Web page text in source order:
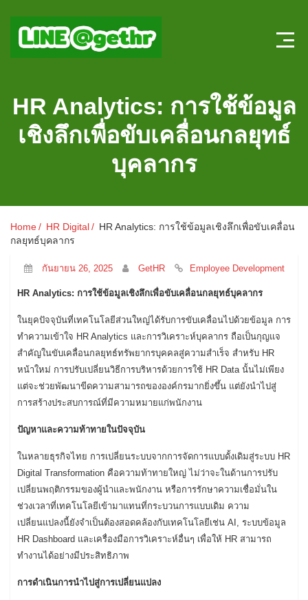
บทความ HR
ระบบประเมินผลออนไลน์
HR Analytics: การใช้ข้อมูล
เชิงลึกเพื่อขับเคลื่อนกลยุทธ์
บุคลากร
Home HR Digital
HR Analytics: การใช้ข้อมูลเชิงลึกเพื่อขับเคลื่อน
กลยุทธ์บุคลากร
กันยายน 26, 2025 GetHR Employee Development
HR Analytics: การใช้ข้อมูลเชิงลึกเพื่อขับเคลื่อนกลยุทธ์บุคลากร
ในยุคปัจจุบันที่เทคโนโลยีส่วนใหญ่ได้รับการขับเคลื่อนไปด้วยข้อมูล การ
ทำความเข้าใจ HR Analytics และการวิเคราะห์บุคลากร ถือเป็นกุญแจ
สำคัญในขับเคลื่อนกลยุทธ์ทรัพยากรบุคคลสู่ความสำเร็จ สำหรับ HR
หน้าใหม่ การปรับเปลี่ยนวิธีการบริหารด้วยการใช้ HR Data นั้นไม่เพียง
แต่จะช่วยพัฒนาขีดความสามารถขององค์กรมากยิ่งขึ้น แต่ยังนำไปสู่
การสร้างประสบการณ์ที่มีความหมายแก่พนักงาน
ปัญหาและความท้าทายในปัจจุบัน
ในหลายธุรกิจไทย การเปลี่ยนระบบจากการจัดการแบบดั้งเดิมสู่ระบบ HR
Digital Transformation คือความท้าทายใหญ่ ไม่ว่าจะในด้านการปรับ
เปลี่ยนพฤติกรรมของผู้นำและพนักงาน หรือการรักษาความเชื่อมั่นใน
ช่วงเวลาที่เทคโนโลยีเข้ามาแทนที่กระบวนการแบบเดิม ความ
เปลี่ยนแปลงนี้ยังจำเป็นต้องสอดคล้องกับเทคโนโลยีเช่น AI, ระบบข้อมูล
HR Dashboard และเครื่องมือการวิเคราะห์อื่นๆ เพื่อให้ HR สามารถ
ทำงานได้อย่างมีประสิทธิภาพ
การดำเนินการนำไปสู่การเปลี่ยนแปลง